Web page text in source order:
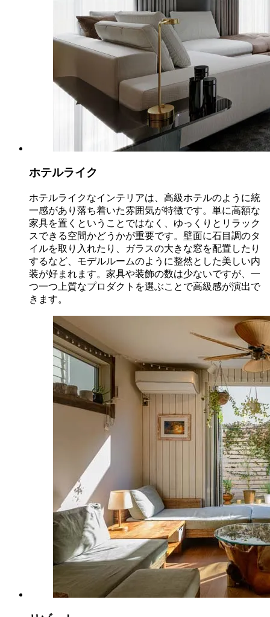
ホテルライク
ホテルライクなインテリアは、高級ホテルのように統
一感があり落ち着いた雰囲気が特徴です。単に高額な
家具を置くということではなく、ゆっくりとリラック
スできる空間かどうかが重要です。壁面に石目調のタ
イルを取り入れたり、ガラスの大きな窓を配置したり
するなど、モデルルームのように整然とした美しい内
装が好まれます。家具や装飾の数は少ないですが、一
つ一つ上質なプロダクトを選ぶことで高級感が演出で
きます。